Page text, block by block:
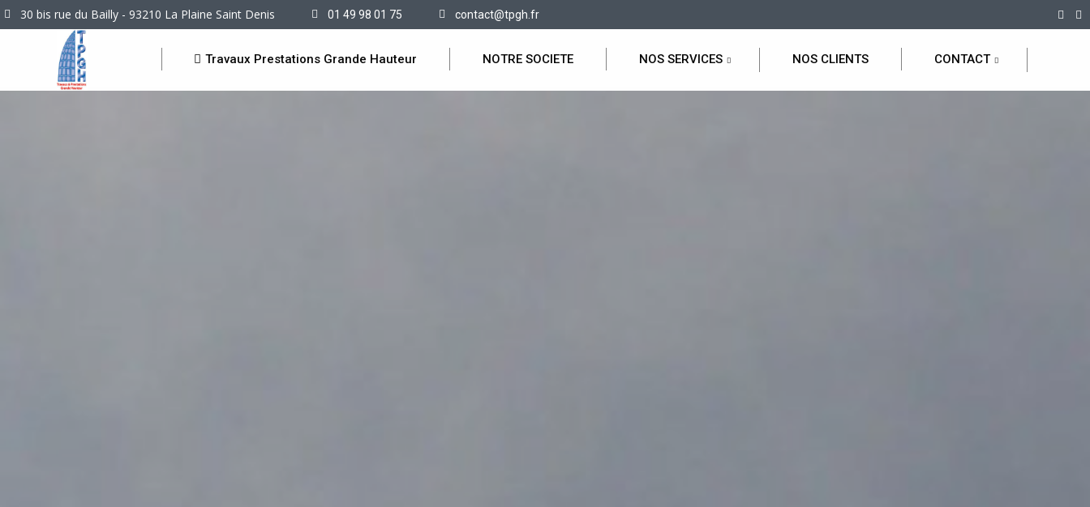
30 bis rue du Bailly - 93210 La Plaine Saint Denis 01 49 98 01 75 contact@tpgh.fr
Travaux Prestations Grande Hauteur NOTRE SOCIETE NOS SERVICES NOS CLIENTS CONTACT